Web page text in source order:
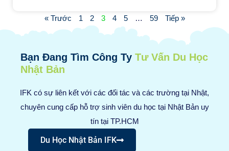
« Trước 1 2 3 4 5 … 59 Tiếp »
Bạn Đang Tìm Công Ty Tư Vấn Du Học
Nhật Bản
IFK có sự liên kết với các đối tác và các trường tại Nhật,
chuyên cung cấp hỗ trợ sinh viên du học tại Nhật Bản uy
tín tại TP.HCM
Du Học Nhật Bản IFK